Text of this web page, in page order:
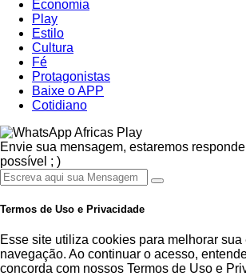
Economia
Play
Estilo
Cultura
Fé
Protagonistas
Baixe o APP
Cotidiano
Africas Play
Envie sua mensagem, estaremos
possível ; )
Termos de Uso e Privacidade
Esse site utiliza cookies para melhorar
navegação. Ao continuar o acesso,
concorda com nossos Termos de Uso e